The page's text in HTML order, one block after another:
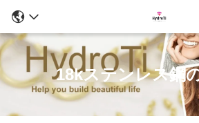
18kステンレス鋼